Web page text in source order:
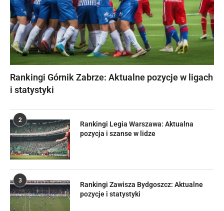
Rankingi Górnik Zabrze: Aktualne pozycje w ligach
i statystyki
2
Rankingi Legia Warszawa: Aktualna
pozycja i szanse w lidze
3
Rankingi Zawisza Bydgoszcz: Aktualne
pozycje i statystyki